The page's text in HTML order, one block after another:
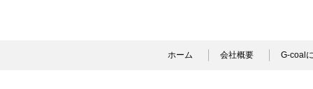
ホーム 会社概要 G-coal